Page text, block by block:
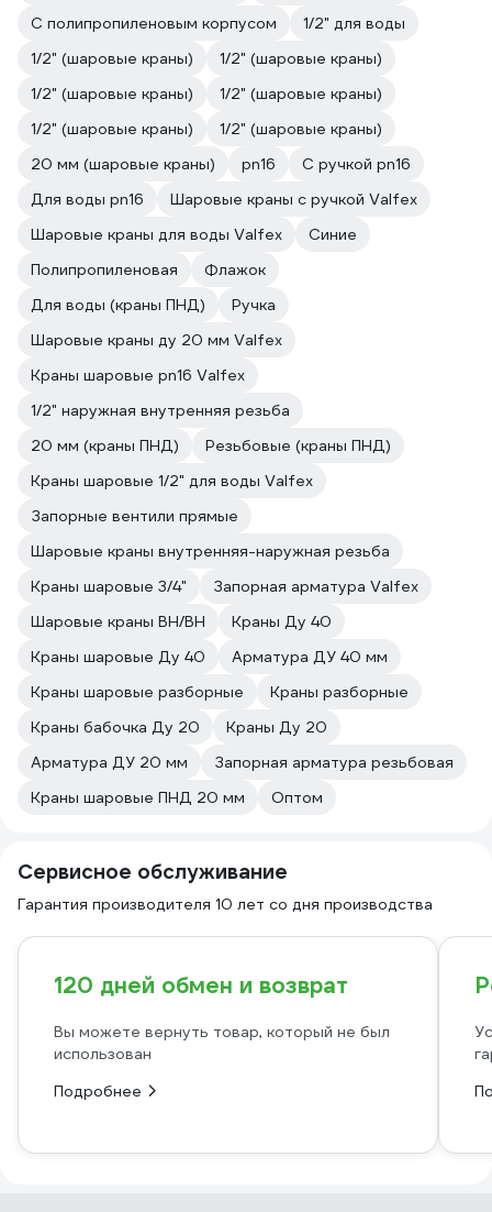
С полипропиленовым корпусом
1/2" для воды
1/2" (шаровые краны)
1/2" (шаровые краны)
1/2" (шаровые краны)
1/2" (шаровые краны)
1/2" (шаровые краны)
1/2" (шаровые краны)
20 мм (шаровые краны)
pn16
С ручкой pn16
Для воды pn16
Шаровые краны с ручкой Valfex
Шаровые краны для воды Valfex
Синие
Полипропиленовая
Флажок
Для воды (краны ПНД)
Ручка
Шаровые краны ду 20 мм Valfex
Краны шаровые pn16 Valfex
1/2" наружная внутренняя резьба
20 мм (краны ПНД)
Резьбовые (краны ПНД)
Краны шаровые 1/2" для воды Valfex
Запорные вентили прямые
Шаровые краны внутренняя-наружная резьба
Краны шаровые 3/4"
Запорная арматура Valfex
Шаровые краны ВН/ВН
Краны Ду 40
Краны шаровые Ду 40
Арматура ДУ 40 мм
Краны шаровые разборные
Краны разборные
Краны бабочка Ду 20
Краны Ду 20
Арматура ДУ 20 мм
Запорная арматура резьбовая
Краны шаровые ПНД 20 мм
Оптом
Сервисное обслуживание
Гарантия производителя 10 лет со дня производства
120 дней обмен и возврат
Вы можете вернуть товар, который не был
использован
Подробнее